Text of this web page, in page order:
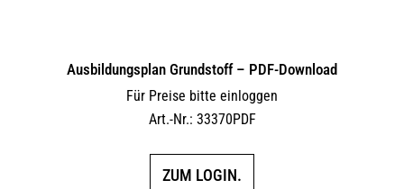
Ausbildungsplan Grundstoff – PDF-Download
Für Preise bitte einloggen
Art.-Nr.: 33370PDF
ZUM LOGIN.